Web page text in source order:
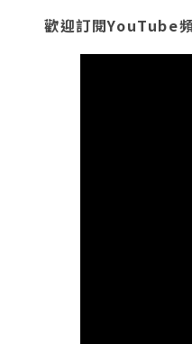
歡迎訂閱YouTube